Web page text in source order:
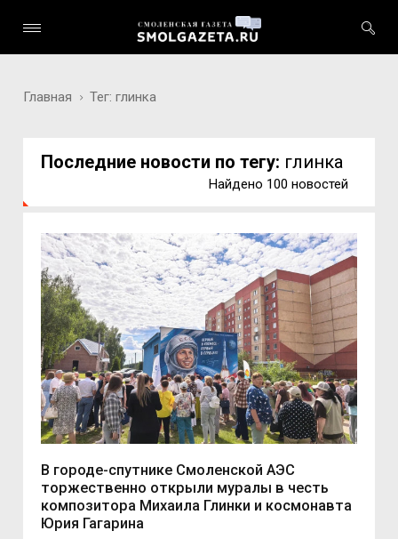
Главная Тег: глинка
Последние новости по тегу: глинка
Найдено 100 новостей
В городе-спутнике Смоленской АЭС
торжественно открыли муралы в честь
композитора Михаила Глинки и космонавта
Юрия Гагарина